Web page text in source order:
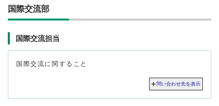
国際交流部
国際交流担当
国際交流に関すること
問い合わせ先を表示